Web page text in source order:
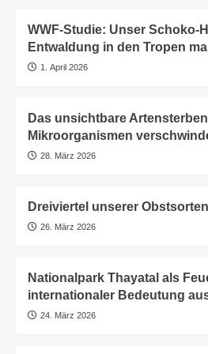
WWF-Studie: Unser Schoko-
Entwaldung in den Tropen
1. April 2026
Das unsichtbare
Mikroorganismen
28. März 2026
Dreiviertel unserer
26. März 2026
Nationalpark Thayatal als
internationaler Bedeutung
24. März 2026